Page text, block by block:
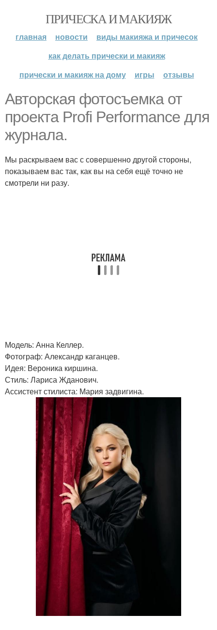
ПРИЧЕСКА И МАКИЯЖ
главная новости
виды макияжа и причесок
как делать прически и макияж
прически и макияж на дому
игры отзывы
Авторская фотосъемка от
проекта Profi Performance для
журнала.
Мы раскрываем вас с совершенно другой стороны,
показываем вас так, как вы на себя ещё точно не
смотрели ни разу.
Модель: Анна Келлер.
Фотограф: Александр каганцев.
Идея: Вероника киршина.
Стиль: Лариса Жданович.
Ассистент стилиста: Мария задвигина.